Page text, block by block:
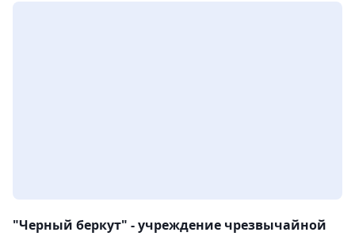
"Черный беркут" - учреждение чрезвычайной